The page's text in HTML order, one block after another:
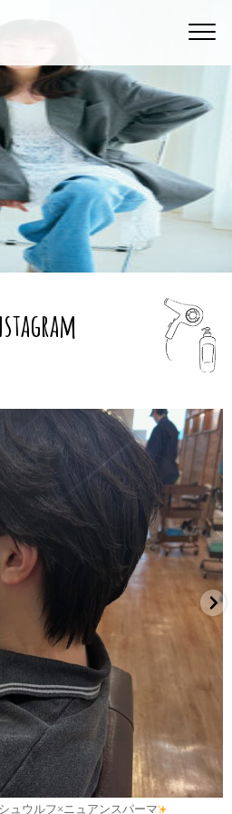
7月 30
ュウルフ×ニュアンスパーマ